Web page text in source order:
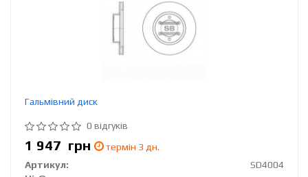
Гальмівний диск
0 відгуків
1 947 грн
термін 3 дн.
Артикул:
SD4004